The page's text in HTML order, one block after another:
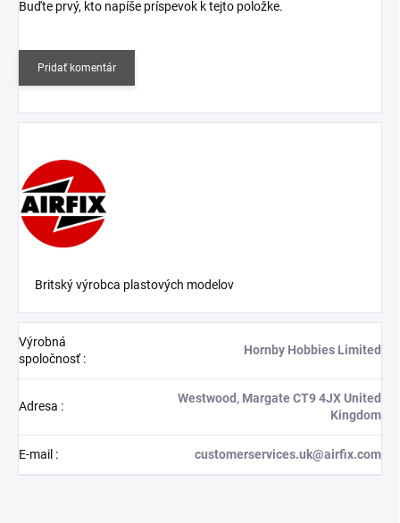
Buďte prvý, kto napíše príspevok k tejto položke.
Pridať komentár
Britský výrobca plastových modelov
Výrobná
spoločnosť:
Hornby Hobbies Limited
Adresa :
Westwood, Margate CT9 4JX United
Kingdom
E-mail : customerservices.uk@airfix.com